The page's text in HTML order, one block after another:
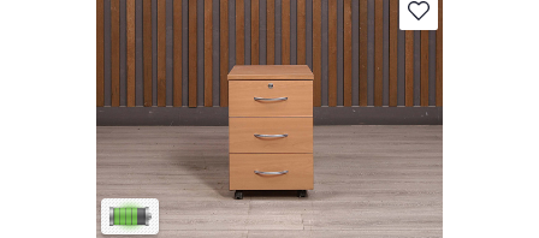
В избранное
У товара присутствуют незначительные
следы эксплуатации, не влияющие на
удобство его использования
Низкая степень износа